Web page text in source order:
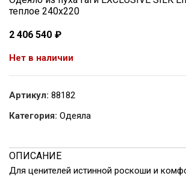
теплое 240х220
2 406 540 ₽
Нет в наличии
Артикул: 88182
Категория: Одеяла
ОПИСАНИЕ
Для ценителей истинной роскоши и